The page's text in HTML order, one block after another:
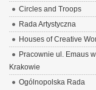
Circles and Troops
Rada Artystyczna
Houses of Creative
Pracownie ul. Emaus w
Krakowie
Ogólnopolska Rada